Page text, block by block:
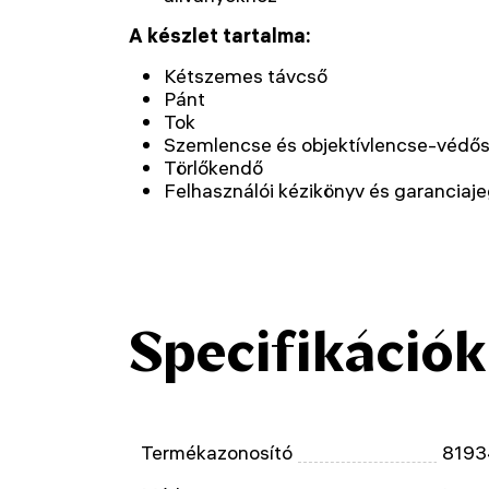
A készlet tartalma:
Kétszemes távcső
Pánt
Tok
Szemlencse és objektívlencse-
Törlőkendő
Felhasználói kézikönyv és
Specifikációk
Termékazonosító